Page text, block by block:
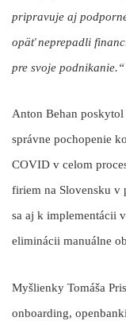
pripravuje aj
opäť neprepadli
pre svoje podnikanie.“
Anton Behan
správne pochopenie
COVID v celom
firiem na Slovensku v
sa aj k implementácii
eliminácii manuálne
Myšlienky Tomáša
onboarding,